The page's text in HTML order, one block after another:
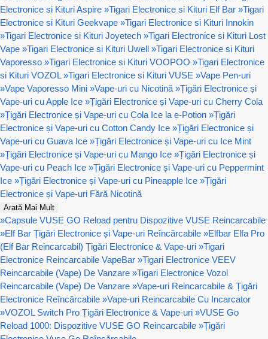
Electronice si Kituri Aspire »Tigari Electronice si Kituri Elf Bar »Tigari
Electronice si Kituri Geekvape »Tigari Electronice si Kituri Innokin
»Tigari Electronice si Kituri Joyetech »Tigari Electronice si Kituri Lost
Vape »Tigari Electronice si Kituri Uwell »Tigari Electronice si Kituri
Vaporesso »Tigari Electronice si Kituri VOOPOO »Tigari Electronice
si Kituri VOZOL »Tigari Electronice si Kituri VUSE »Vape Pen-uri
»Vape Vaporesso Mini »Vape-uri cu Nicotină »Țigări Electronice și
Vape-uri cu Apple Ice »Țigări Electronice și Vape-uri cu Cherry Cola
»Țigări Electronice și Vape-uri cu Cola Ice la e-Potion »Țigări
Electronice și Vape-uri cu Cotton Candy Ice »Țigări Electronice și
Vape-uri cu Guava Ice »Țigări Electronice și Vape-uri cu Ice Mint
»Țigări Electronice și Vape-uri cu Mango Ice »Țigări Electronice și
Vape-uri cu Peach Ice »Țigări Electronice și Vape-uri cu Peppermint
Ice »Țigări Electronice și Vape-uri cu Pineapple Ice »Țigări
Electronice și Vape-uri Fără Nicotină
Arată Mai Mult
»Capsule VUSE GO Reload pentru Dispozitive VUSE Reincarcabile
»Elf Bar Țigări Electronice și Vape-uri Reîncărcabile »Elfbar Elfa Pro
(Elf Bar Reincarcabil) Țigări Electronice & Vape-uri »Tigari
Electronice Reincarcabile VapeBar »Tigari Electronice VEEV
Reincarcabile (Vape) De Vanzare »Tigari Electronice Vozol
Reincarcabile (Vape) De Vanzare »Vape-uri Reincarcabile & Țigări
Electronice Reîncărcabile »Vape-uri Reincarcabile Cu Incarcator
»VOZOL Switch Pro Țigări Electronice & Vape-uri »VUSE Go
Reload 1000: Dispozitive VUSE GO Reincarcabile »Țigări